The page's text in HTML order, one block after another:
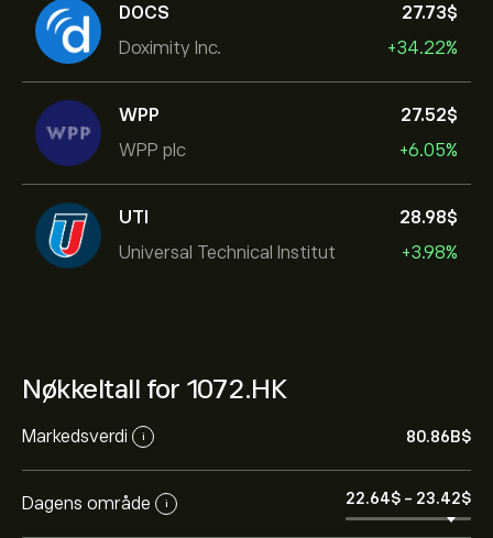
DOCS
Doximity Inc.
27.73‎$‎
+34.22%
WPP
WPP plc
27.52‎$‎
+6.05%
UTI
Universal Technical Institut
28.98‎$‎
+3.98%
Nøkkeltall for 1072.HK
Markedsverdi i 80.86B‎$‎
Dagens område i 22.64‎$‎ - 23.42‎$‎